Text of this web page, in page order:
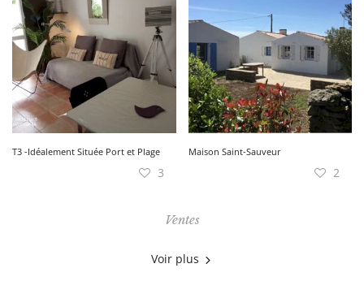
T3 -Idéalement Située Port et Plage
3
Maison Saint-Sauveur
2
Ventes
Voir plus